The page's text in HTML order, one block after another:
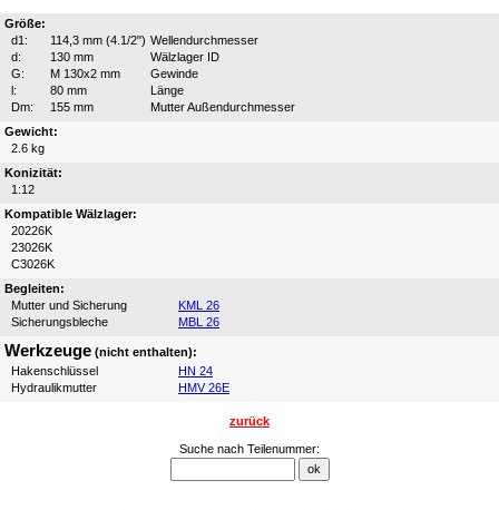
Größe:
d1:
114,3 mm (4.1/2") Wellendurchmesser
d:
130 mm
Wälzlager ID
G:
M 130x2 mm
Gewinde
l:
80 mm
Länge
Dm:
155 mm
Mutter Außendurchmesser
Gewicht:
2.6 kg
Konizität:
1:12
Kompatible Wälzlager:
20226K
23026K
C3026K
Begleiten:
Mutter und Sicherung
KML 26
Sicherungsbleche
MBL 26
Werkzeuge (nicht enthalten):
Hakenschlüssel
HN 24
Hydraulikmutter
HMV 26E
zurück
Suche nach Teilenummer: